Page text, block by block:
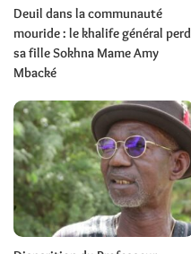
Deuil dans la communauté
mouride : le khalife général perd
sa fille Sokhna Mame Amy
Mbacké